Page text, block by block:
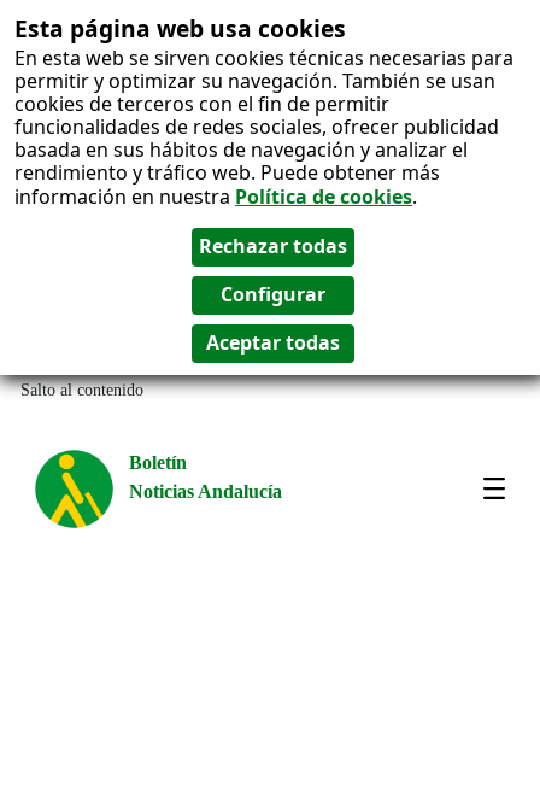
Esta página web usa cookies
En esta web se sirven cookies técnicas necesarias para
permitir y optimizar su navegación. También se usan
cookies de terceros con el fin de permitir
funcionalidades de redes sociales, ofrecer publicidad
basada en sus hábitos de navegación y analizar el
rendimiento y tráfico web. Puede obtener más
información en nuestra Política de cookies.
Salto al contenido
Boletín
Noticias Andalucía